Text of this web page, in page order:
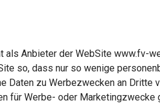
als Anbieter der WebSite www.fv-
so, dass nur so wenige
Daten zu Werbezwecken an Dritte
für Werbe- oder Marketingzwecke